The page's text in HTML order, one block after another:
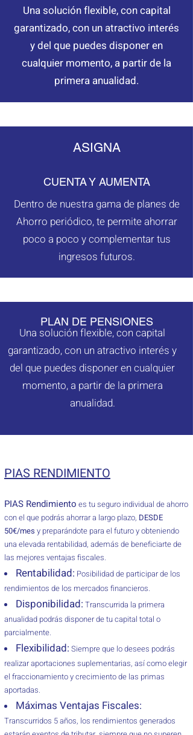
Una solución flexible, con capital
garantizado, con un atractivo interés
y del que puedes disponer en
cualquier momento, a partir de la
primera anualidad.
ASIGNA
alcance de tu mano para entrar en
los mercados financieros con una
gran rentabilidad.
CUENTA Y AUMENTA
Dentro de nuestra gama de planes de
Ahorro periódico, te permite ahorrar
poco a poco y complementar tus
ingresos futuros.
PLAN DE PENSIONES
Una solución flexible, con capital
garantizado, con un atractivo interés y
del que puedes disponer en cualquier
momento, a partir de la primera
anualidad.
PIAS RENDIMIENTO
PIAS Rendimiento es tu seguro individual de ahorro
con el que podrás ahorrar a largo plazo, DESDE
50€/mes y preparándote para el futuro y obteniendo
una elevada rentabilidad, además de beneficiarte de
las mejores ventajas fiscales.
Rentabilidad: Posibilidad de participar de los
rendimientos de los mercados financieros.
Disponibilidad: Transcurrida la primera
anualidad podrás disponer de tu capital total o
parcialmente.
Flexibilidad: Siempre que lo desees podrás
realizar aportaciones suplementarias, así como elegir
el fraccionamiento y crecimiento de las primas
aportadas.
Máximas Ventajas Fiscales:
Transcurridos 5 años, los rendimientos generados